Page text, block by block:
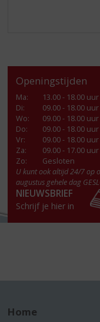
Openingstijden
Ma:
13.00 - 18.00 uur
Di:
09.00 - 18.00 uur
Wo:
09.00 - 18.00 uur
Do:
09.00 - 18.00 uur
Vr:
09.00 - 18.00 uur
Za:
09.00 - 17.00 uur
Zo:
Gesloten
U kunt ook altijd 24/7 op
augustus gehele dag
NIEUWSBRIEF
Schrijf je hier in
Home